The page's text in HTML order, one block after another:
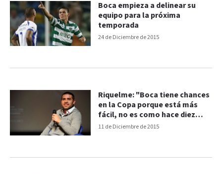
24 de Diciembre de 2015
Boca empieza a delinear su
equipo para la próxima
temporada
11 de Diciembre de 2015
Riquelme: "Boca tiene chances
en la Copa porque está más
fácil, no es como hace diez
años"